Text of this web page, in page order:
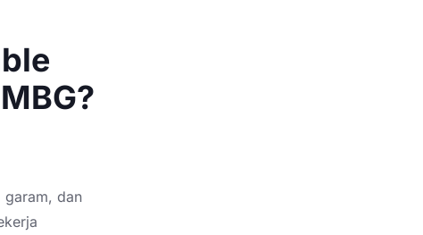
garam, dan